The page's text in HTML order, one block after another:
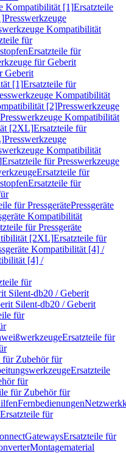
Kompatibilität [1]Ersatzteile
Presswerkzeuge
Kompatibilität
für
Ersatzteile für
für Geberit
Geberit
[1]Ersatzteile für
Kompatibilität
[2]Presswerkzeuge
Kompatibilität
[2XL]Ersatzteile für
Presswerkzeuge
Kompatibilität
Ersatzteile für Presswerkzeuge
Ersatzteile für
Ersatzteile für
für PressgerätePressgeräte
Kompatibilität
für Pressgeräte
[2XL]Ersatzteile für
Kompatibilität [4] /
[4] /
für
Silent-db20 / Geberit
Silent-db20 / Geberit
für
Ersatzteile für
für Zubehör für
Ersatzteile
für
für Zubehör für
Fernbedienungen
Ersatzteile für
GatewaysErsatzteile für
Montagematerial